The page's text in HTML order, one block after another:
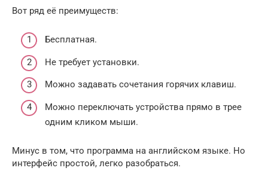
Вот ряд её преимуществ:
Бесплатная.
Не требует установки.
Можно задавать сочетания горячих клавиш.
Можно переключать устройства прямо в трее
одним кликом мыши.
Минус в том, что программа на английском языке. Но
интерфейс простой, легко разобраться.